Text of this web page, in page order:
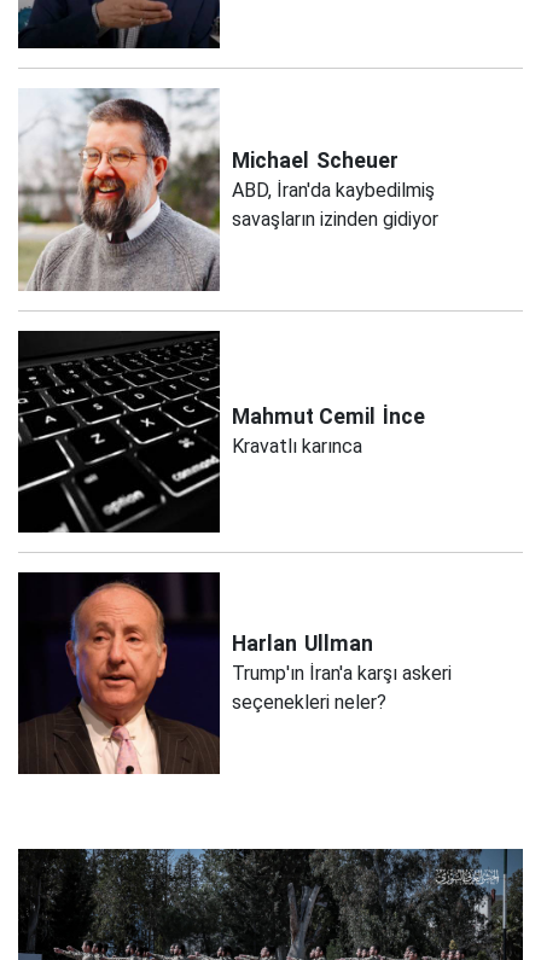
Michael Scheuer
ABD, İran'da kaybedilmiş
savaşların izinden gidiyor
Mahmut Cemil İnce
Kravatlı karınca
Harlan Ullman
Trump'ın İran'a karşı askeri
seçenekleri neler?